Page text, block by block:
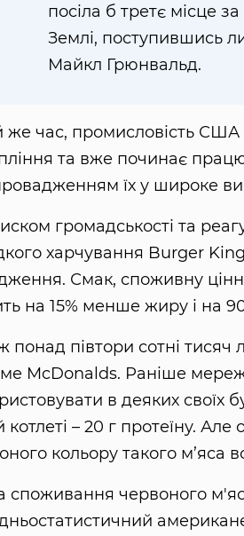
посіла б третє місце
Землі, поступившись
Майкл Грюнвальд.
же час, промисловість США
та вже починає
їх у широке
громадськості та
харчування Burger
Смак, споживну
на 15% менше жиру і на
понад півтори сотні
McDonalds. Раніше
в деяких своїх
котлеті – 20 г протеїну.
кольору такого м’яса
споживання червоного